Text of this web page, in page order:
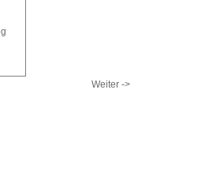
Weiter ->